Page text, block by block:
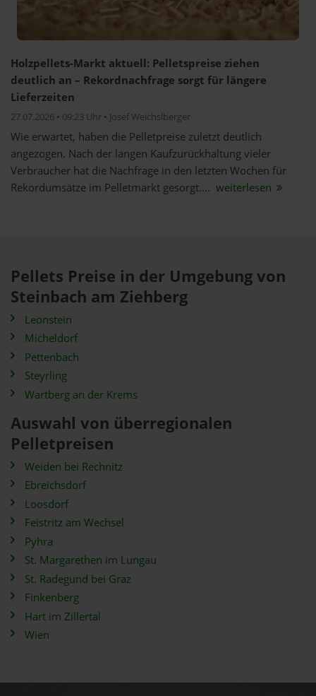
Holzpellets-Markt aktuell: Pelletspreise ziehen
deutlich an – Rekordnachfrage sorgt für längere
Lieferzeiten
27.07.2026 • 09:23 Uhr • Josef Weichslberger
Wie erwartet, haben die Pelletpreise zuletzt deutlich
angezogen. Nach der langen Kaufzurückhaltung vieler
Verbraucher hat die Nachfrage in den letzten Wochen für
Rekordumsätze im Pelletmarkt gesorgt.... weiterlesen
Pellets Preise in der Umgebung von
Steinbach am Ziehberg
Leonstein
Micheldorf
Pettenbach
Steyrling
Wartberg an der Krems
Auswahl von überregionalen
Pelletpreisen
Weiden bei Rechnitz
Ebreichsdorf
Loosdorf
Feistritz am Wechsel
Pyhra
St. Margarethen im Lungau
St. Radegund bei Graz
Finkenberg
Hart im Zillertal
Wien